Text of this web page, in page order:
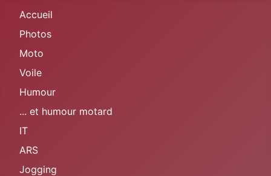
Accueil
Photos
Moto
Voile
Humour
... et humour motard
IT
ARS
Jogging